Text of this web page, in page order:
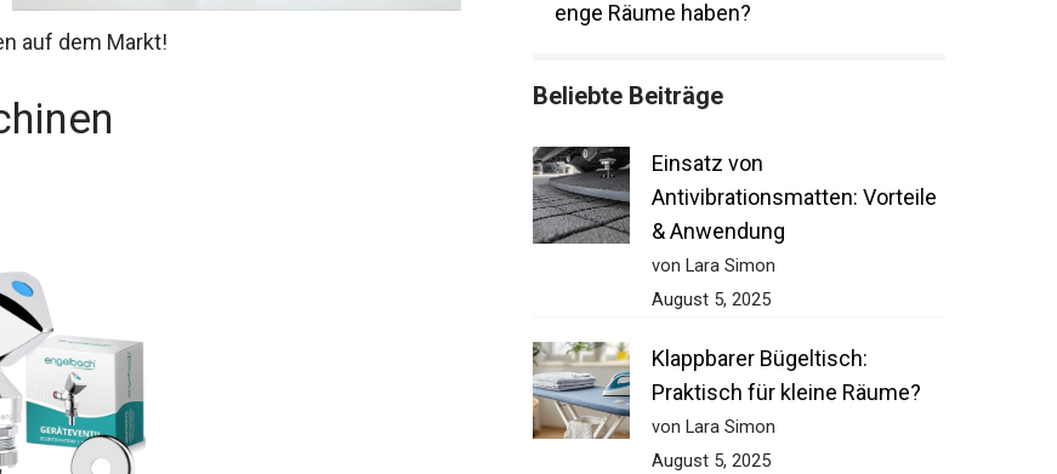
auf dem Markt!
enge Räume haben?
Beliebte Beiträge
Einsatz von
Antivibrationsmatten: Vorteile
& Anwendung
von Lara Simon
August 5, 2025
Klappbarer Bügeltisch:
Praktisch für kleine Räume?
von Lara Simon
August 5, 2025